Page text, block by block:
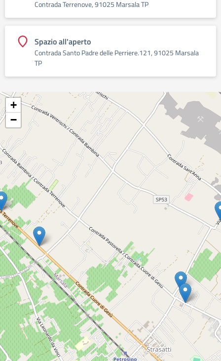
Contrada Terrenove, 91025 Marsala TP
Spazio all'aperto
Contrada Santo Padre delle Perriere.121, 91025 Marsala
TP
+
−